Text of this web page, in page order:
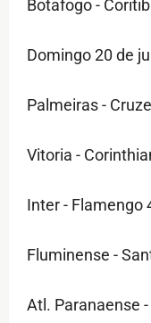
Botafogo -
Domingo 20 de
Palmeiras -
Vitoria -
Inter - Flamengo
Fluminense -
Atl. Paranaense